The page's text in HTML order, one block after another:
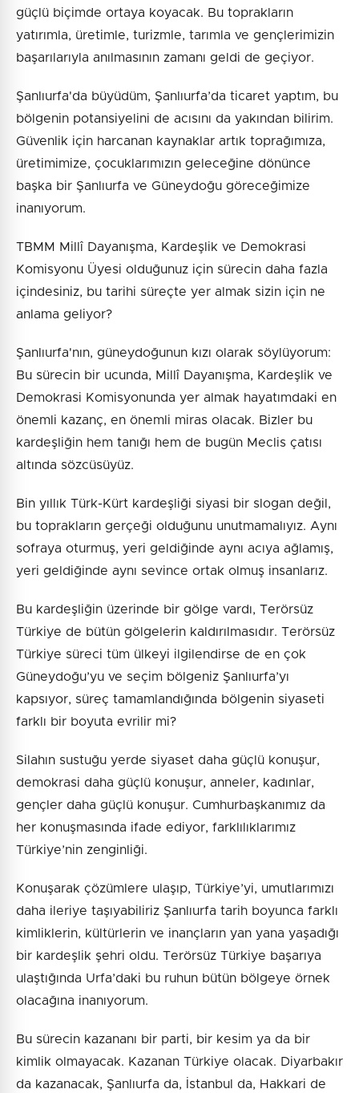
güçlü biçimde ortaya koyacak. Bu toprakların
yatırımla, üretimle, turizmle, tarımla ve gençlerimizin
başarılarıyla anılmasının zamanı geldi de geçiyor.
Şanlıurfa'da büyüdüm, Şanlıurfa’da ticaret yaptım, bu
bölgenin potansiyelini de acısını da yakından bilirim.
Güvenlik için harcanan kaynaklar artık toprağımıza,
üretimimize, çocuklarımızın geleceğine dönünce
başka bir Şanlıurfa ve Güneydoğu göreceğimize
inanıyorum.
TBMM Millî Dayanışma, Kardeşlik ve Demokrasi
Komisyonu Üyesi olduğunuz için sürecin daha fazla
içindesiniz, bu tarihi süreçte yer almak sizin için ne
anlama geliyor?
Şanlıurfa'nın, güneydoğunun kızı olarak söylüyorum:
Bu sürecin bir ucunda, Millî Dayanışma, Kardeşlik ve
Demokrasi Komisyonunda yer almak hayatımdaki en
önemli kazanç, en önemli miras olacak. Bizler bu
kardeşliğin hem tanığı hem de bugün Meclis çatısı
altında sözcüsüyüz.
Bin yıllık Türk-Kürt kardeşliği siyasi bir slogan değil,
bu toprakların gerçeği olduğunu unutmamalıyız. Aynı
sofraya oturmuş, yeri geldiğinde aynı acıya ağlamış,
yeri geldiğinde aynı sevince ortak olmuş insanlarız.
Bu kardeşliğin üzerinde bir gölge vardı, Terörsüz
Türkiye de bütün gölgelerin kaldırılmasıdır. Terörsüz
Türkiye süreci tüm ülkeyi ilgilendirse de en çok
Güneydoğu’yu ve seçim bölgeniz Şanlıurfa’yı
kapsıyor, süreç tamamlandığında bölgenin siyaseti
farklı bir boyuta evrilir mi?
Silahın sustuğu yerde siyaset daha güçlü konuşur,
demokrasi daha güçlü konuşur, anneler, kadınlar,
gençler daha güçlü konuşur. Cumhurbaşkanımız da
her konuşmasında ifade ediyor, farklılıklarımız
Türkiye’nin zenginliği.
Konuşarak çözümlere ulaşıp, Türkiye’yi, umutlarımızı
daha ileriye taşıyabiliriz Şanlıurfa tarih boyunca farklı
kimliklerin, kültürlerin ve inançların yan yana yaşadığı
bir kardeşlik şehri oldu. Terörsüz Türkiye başarıya
ulaştığında Urfa’daki bu ruhun bütün bölgeye örnek
olacağına inanıyorum.
Bu sürecin kazananı bir parti, bir kesim ya da bir
kimlik olmayacak. Kazanan Türkiye olacak. Diyarbakır
da kazanacak, Şanlıurfa da, İstanbul da, Hakkari de